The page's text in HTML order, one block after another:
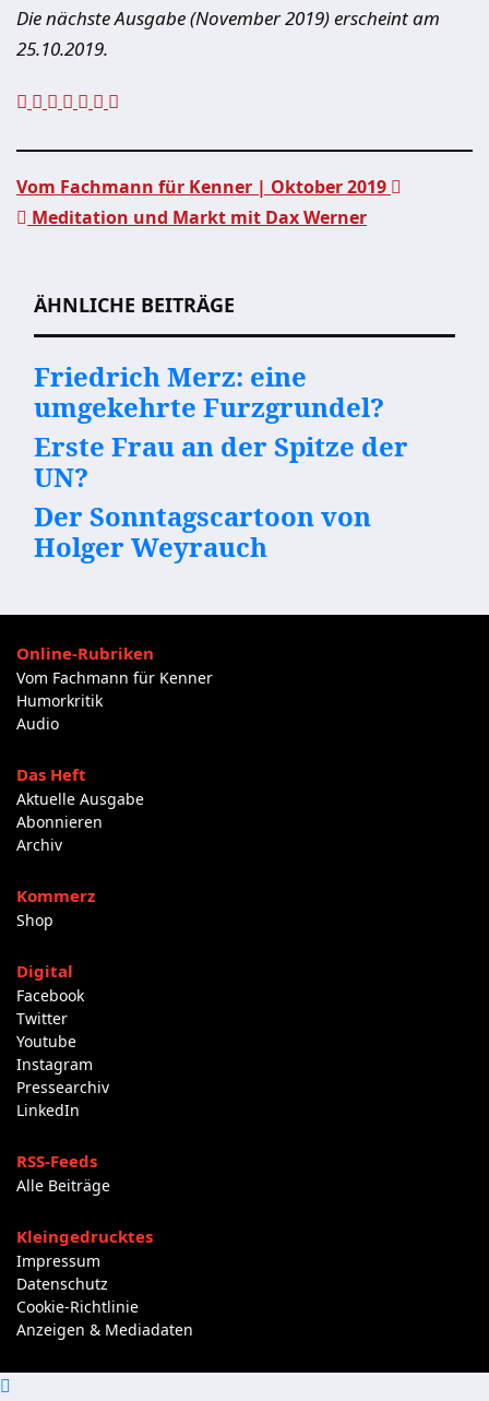
Die nächste Ausgabe (November 2019) erscheint am
25.10.2019.
Vom Fachmann für Kenner | Oktober 2019
Meditation und Markt mit Dax Werner
ÄHNLICHE BEITRÄGE
Friedrich Merz: eine
umgekehrte Furzgrundel?
Erste Frau an der Spitze der
UN?
Der Sonntagscartoon von
Holger Weyrauch
Online-Rubriken
Vom Fachmann für Kenner
Humorkritik
Audio
Das Heft
Aktuelle Ausgabe
Abonnieren
Archiv
Kommerz
Shop
Digital
Facebook
Twitter
Youtube
Instagram
Pressearchiv
LinkedIn
RSS-Feeds
Alle Beiträge
Kleingedrucktes
Impressum
Datenschutz
Cookie-Richtlinie
Anzeigen & Mediadaten